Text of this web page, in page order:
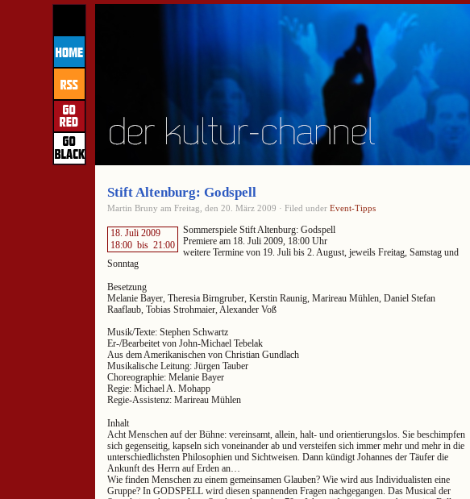
Stift Altenburg: Godspell
Martin Bruny am Freitag, den 20. März 2009 · Filed under Event-Tipps
18. Juli 2009
18:00 bis 21:00
Sommerspiele Stift Altenburg: Godspell
Premiere am 18. Juli 2009, 18:00 Uhr
weitere Termine von 19. Juli bis 2. August, jeweils Freitag, Samstag und
Sonntag
Besetzung
Melanie Bayer, Theresia Birngruber, Kerstin Raunig, Marireau Mühlen, Daniel Stefan
Raaflaub, Tobias Strohmaier, Alexander Voß
Musik/Texte: Stephen Schwartz
Er-/Bearbeitet von John-Michael Tebelak
Aus dem Amerikanischen von Christian Gundlach
Musikalische Leitung: Jürgen Tauber
Choreographie: Melanie Bayer
Regie: Michael A. Mohapp
Regie-Assistenz: Marireau Mühlen
Inhalt
Acht Menschen auf der Bühne: vereinsamt, allein, halt- und orientierungslos. Sie beschimpfen
sich gegenseitig, kapseln sich voneinander ab und versteifen sich immer mehr und mehr in die
unterschiedlichsten Philosophien und Sichtweisen. Dann kündigt Johannes der Täufer die
Ankunft des Herrn auf Erden an…
Wie finden Menschen zu einem gemeinsamen Glauben? Wie wird aus Individualisten eine
Gruppe? In GODSPELL wird diesen spannenden Fragen nachgegangen. Das Musical der